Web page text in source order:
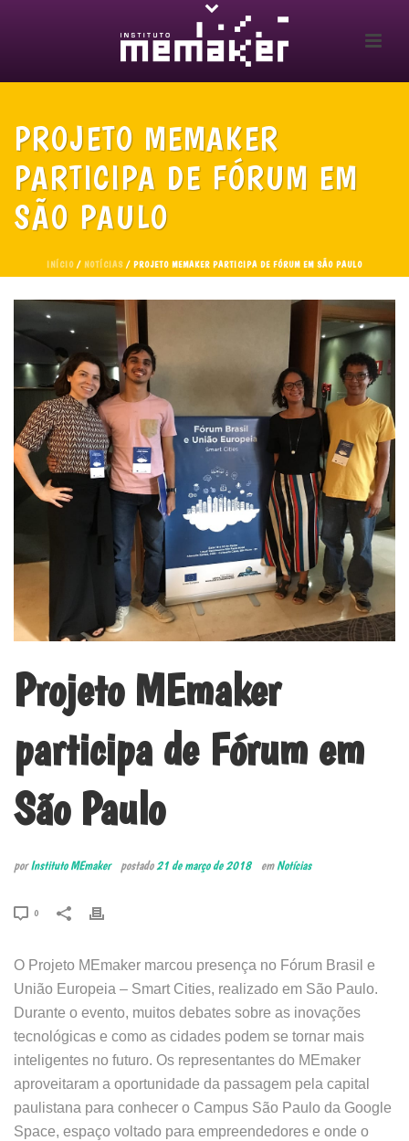
PROJETO MEMAKER
PARTICIPA DE FÓRUM EM
SÃO PAULO
INÍCIO / NOTÍCIAS / PROJETO MEMAKER PARTICIPA DE FÓRUM EM SÃO PAULO
Projeto MEmaker
participa de Fórum em
São Paulo
porInstituto MEmaker postado21 de março de 2018 emNotícias
0
O Projeto MEmaker marcou presença no Fórum Brasil e
União Europeia – Smart Cities, realizado em São Paulo.
Durante o evento, muitos debates sobre as inovações
tecnológicas e como as cidades podem se tornar mais
inteligentes no futuro. Os representantes do MEmaker
aproveitaram a oportunidade da passagem pela capital
paulistana para conhecer o Campus São Paulo da Google
Space, espaço voltado para empreendedores e onde o